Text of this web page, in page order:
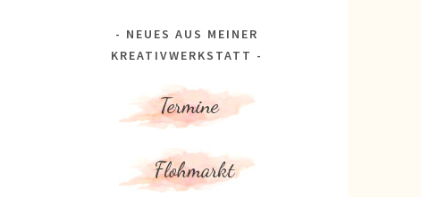
NEUES AUS MEINER
KREATIVWERKSTATT